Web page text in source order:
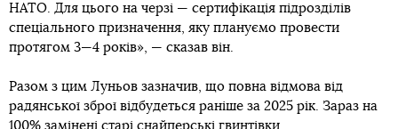
НАТО. Для цього на черзі — сертифікація підрозділів
спеціального призначення, яку плануємо провести
протягом 3—4 років», — сказав він.
Разом з цим Луньов зазначив, що повна відмова від
радянської зброї відбудеться раніше за 2025 рік. Зараз на
100% замінені старі снайперські гвинтівки.